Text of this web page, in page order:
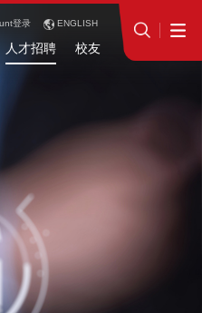
登录 ENGLISH
人才招聘 校友